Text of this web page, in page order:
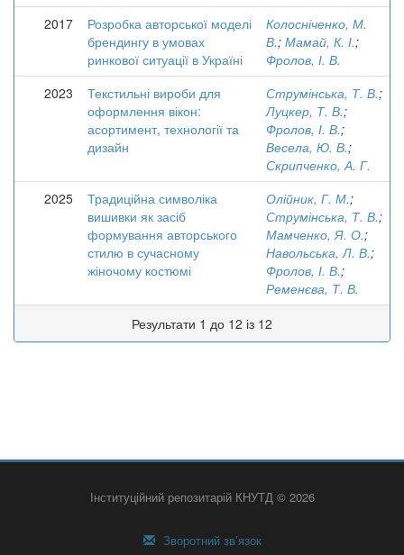
2017
Розробка авторської моделі
брендингу в умовах
ринкової ситуації в Україні
Колосніченко, М.
В.; Мамай, К. І.;
Фролов, І. В.
2023
Текстильні вироби для
оформлення вікон:
асортимент, технології та
дизайн
Струмінська, Т. В.;
Луцкер, Т. В.;
Фролов, І. В.;
Весела, Ю. В.;
Скрипченко, А. Г.
2025
Традиційна символіка
вишивки як засіб
формування авторського
стилю в сучасному
жіночому костюмі
Олійник, Г. М.;
Струмінська, Т. В.;
Мамченко, Я. О.;
Навольська, Л. В.;
Фролов, І. В.;
Ременєва, Т. В.
Результати 1 до 12 із 12
Інституційний репозитарій КНУТД © 2026
Зворотний зв’язок